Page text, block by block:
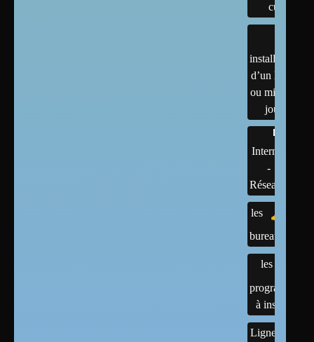
cups
installation
d’un linux
ou mises à
jour
Internet
-
Réseaux
les
bureaux
les
programmes
à installer
Lignes